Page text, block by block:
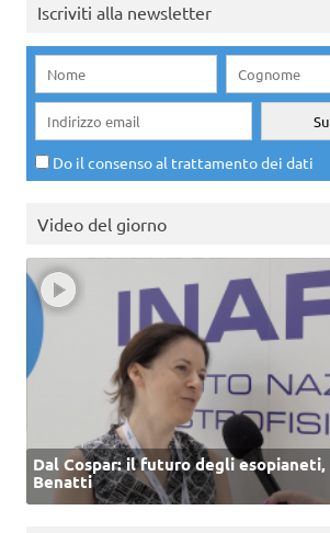
Iscriviti alla newsletter
Do il consenso al trattamento dei dati
Video del giorno
Dal Cospar: il futuro degli esopianeti,
Benatti